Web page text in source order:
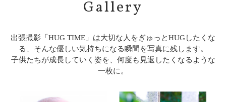
Gallery
出張撮影「HUG TIME」は大切な人をぎゅっとHUGしたくな
る、そんな優しい気持ちになる瞬間を写真に残します。
子供たちが成長していく姿を、何度も見返したくなるような
一枚に。